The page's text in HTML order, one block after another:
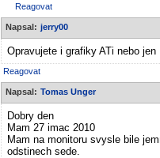
Reagovat
Napsal: jerry00
Opravujete i grafiky ATi nebo
Reagovat
Napsal: Tomas Unger
Dobry den
Mam 27 imac 2010
Mam na monitoru svysle bile
odstinech sede.